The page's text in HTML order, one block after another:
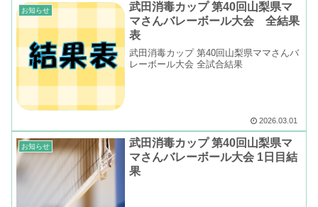
お知らせ
武田消毒カップ 第40回山梨県マ
マさんバレーボール大会 全結果
表
武田消毒カップ 第40回山梨県ママさんバ
レーボール大会 全試合結果
2026.03.01
お知らせ
武田消毒カップ 第40回山梨県マ
マさんバレーボール大会 1日目結
果